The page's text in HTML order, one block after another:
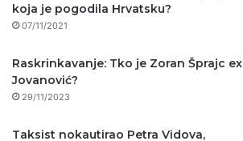
koja je pogodila Hrvatsku?
07/11/2021
Raskrinkavanje: Tko je Zoran Šprajc ex
Jovanović?
29/11/2023
Taksist nokautirao Petra Vidova,